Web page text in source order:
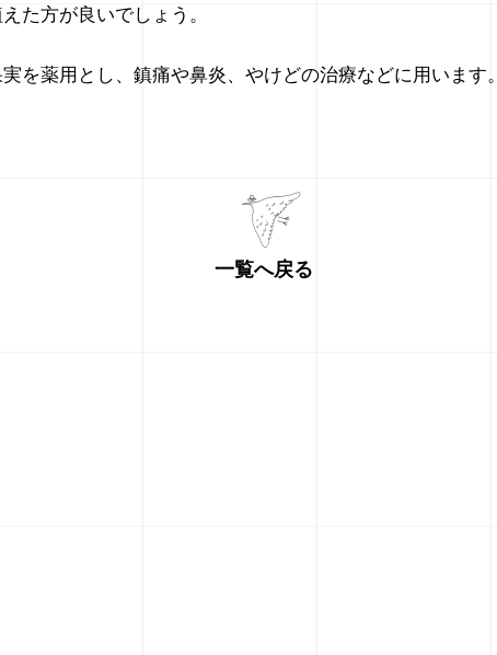
た方が良いでしょう。
を薬用とし、鎮痛や鼻炎、やけどの治療などに用います。
一覧へ戻る